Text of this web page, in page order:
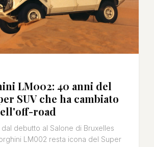
LM002: 40 anni del
SUV che ha cambiato
road
debutto al Salone di Bruxelles
LM002 resta icona del Super